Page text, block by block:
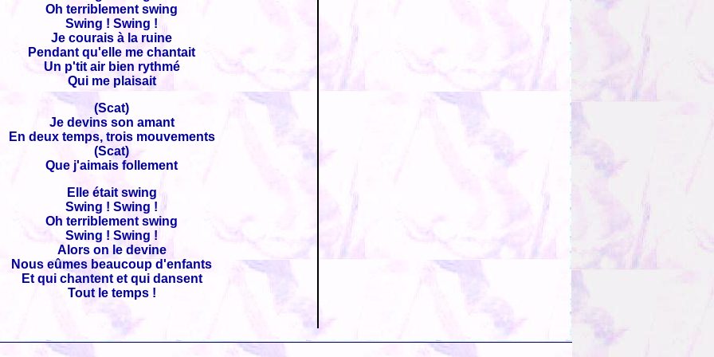
Oh terriblement swing
Swing ! Swing !
Je courais à la ruine
Pendant qu'elle me chantait
Un p'tit air bien rythmé
Qui me plaisait
(Scat)
Je devins son amant
En deux temps, trois mouvements
(Scat)
Que j'aimais follement
Elle était swing
Swing ! Swing !
Oh terriblement swing
Swing ! Swing !
Alors on le devine
Nous eûmes beaucoup d'enfants
Et qui chantent et qui dansent
Tout le temps !